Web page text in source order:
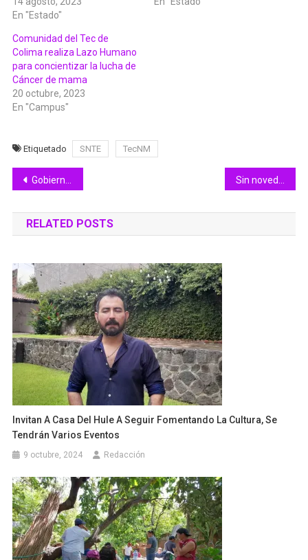
En "Estado"
Comunidad del Tec de
Colima realiza Lazo Humano
para concientizar la lucha de
Cáncer de mama
20 octubre, 2023
En "Campus"
Etiquetado SNTE TecNM
Navegación
de
entradas
Gobierno de Colima prepara estrategias para una economía más sostenible, a través de un gravamen ‘verde’
RELATED POSTS
Invitan A Casa Del Hule A Seguir Fomentando La Cultura, Se
Tendrán Varios Eventos
9 octubre, 2024 Redacción